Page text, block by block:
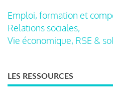
Emploi, formation et
Relations sociales,
Vie économique, RSE &
LES RESSOURCES